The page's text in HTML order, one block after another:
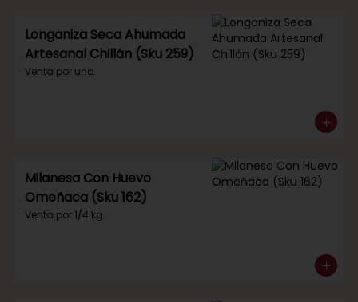
Longaniza Seca Ahumada
Artesanal Chillán (Sku 259)
Venta por und.
Milanesa Con Huevo
Omeñaca (Sku 162)
Venta por 1/4 kg.